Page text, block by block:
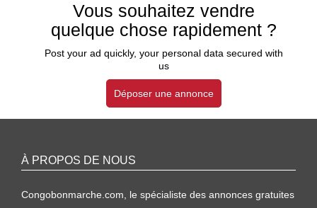
Vous souhaitez vendre
quelque chose rapidement ?
Post your ad quickly, your personal data secured with
us
Déposer une annonce
À PROPOS DE NOUS
Congobonmarche.com, le spécialiste des annonces gratuites